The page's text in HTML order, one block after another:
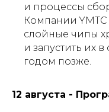
и процессы
Компании YMTC
слойные чипы
и запустить их
годом позже.
12 августа -